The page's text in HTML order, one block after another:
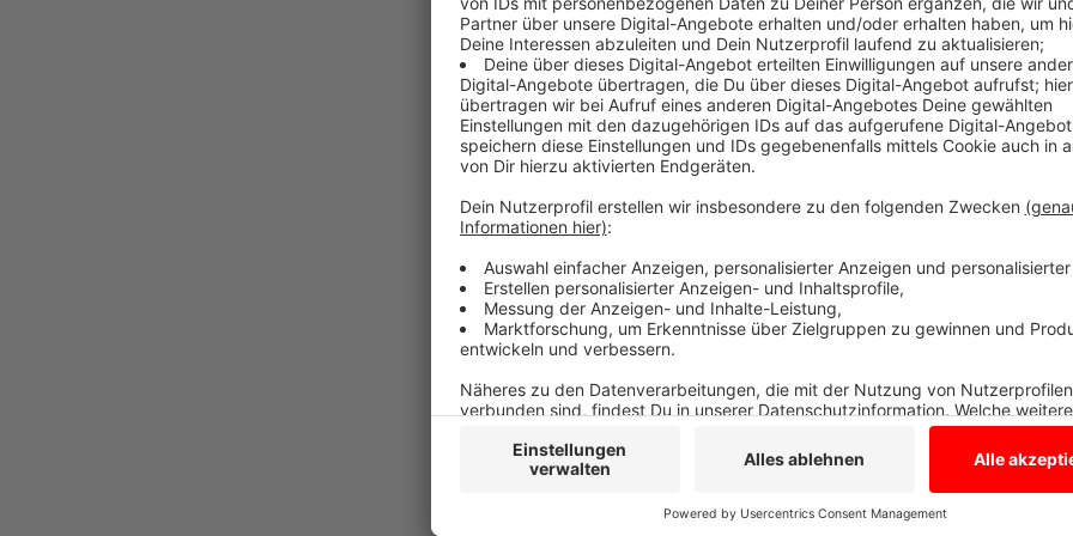
Geschenkte Minute: 30 Jahre Montessori
Borken
Anzeige
Radio WMW Moderatorin Sina Kuipers spricht mit
Jubiläumsevent. Der offizielle Teil startet um 14.30
und viele spannende Mitmach-Angebote. Auch für
Mehr Infos bekommt Ihrhier.